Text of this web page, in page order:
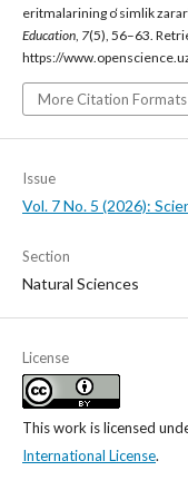
eritmalarining o‘simlik
Education, 7(5), 56–63.
https://
More Citation Formats
Issue
Vol. 7 No. 5 (2026):
Section
Natural Sciences
License
This work is licensed
International License.